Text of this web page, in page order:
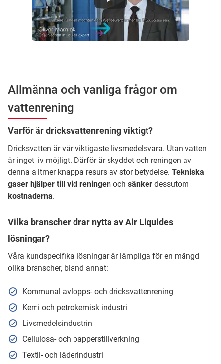
Allmänna och vanliga frågor om
vattenrening
Varför är dricksvattenrening viktigt?
Dricksvatten är vår viktigaste livsmedelsvara. Utan vatten
är inget liv möjligt. Därför är skyddet och reningen av
denna alltmer knappa resurs av stor betydelse. Tekniska
gaser hjälper till vid reningen och sänker dessutom
kostnaderna.
Vilka branscher drar nytta av Air Liquides
lösningar?
Våra kundspecifika lösningar är lämpliga för en mängd
olika branscher, bland annat:
Kommunal avlopps- och dricksvattenrening
Kemi och petrokemisk industri
Livsmedelsindustrin
Cellulosa- och papperstillverkning
Textil- och läderindustri